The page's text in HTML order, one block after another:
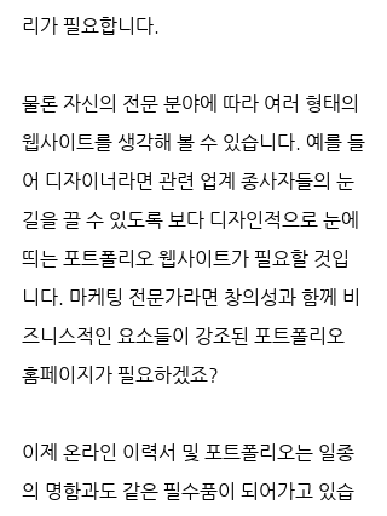
리가 필요합니다.
물론 자신의 전문 분야에 따라 여러 형태의
웹사이트를 생각해 볼 수 있습니다. 예를 들
어 디자이너라면 관련 업계 종사자들의 눈
길을 끌 수 있도록 보다 디자인적으로 눈에
띄는 포트폴리오 웹사이트가 필요할 것입
니다. 마케팅 전문가라면 창의성과 함께 비
즈니스적인 요소들이 강조된 포트폴리오
홈페이지가 필요하겠죠?
이제 온라인 이력서 및 포트폴리오는 일종
의 명함과도 같은 필수품이 되어가고 있습